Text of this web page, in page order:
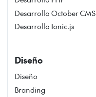
Desarrollo October CMS
Desarrollo Ionic.js
Diseño
Diseño
Branding